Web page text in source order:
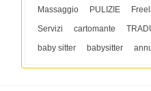
Massaggio PULIZIE
Servizi
cartomante
baby sitter
babysitter